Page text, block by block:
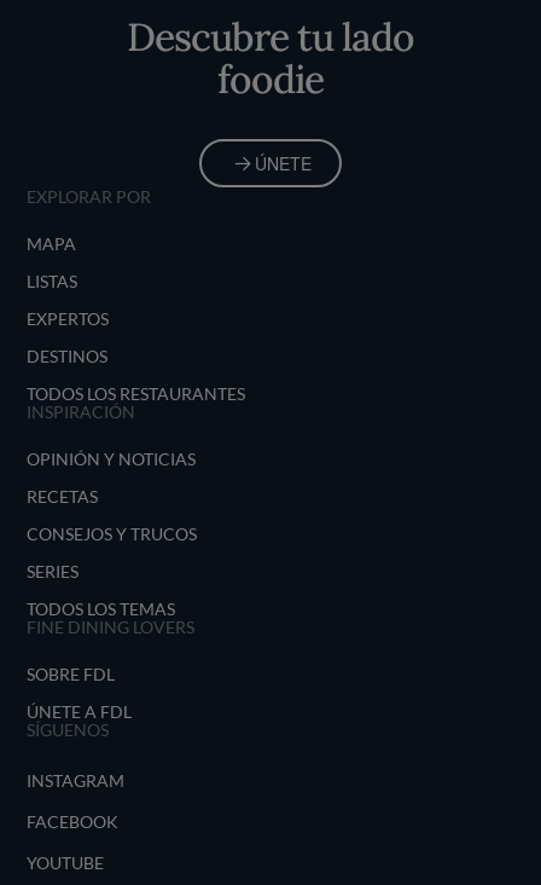
Descubre tu lado
foodie
ÚNETE
EXPLORAR POR
MAPA
LISTAS
EXPERTOS
DESTINOS
TODOS LOS RESTAURANTES
INSPIRACIÓN
OPINIÓN Y NOTICIAS
RECETAS
CONSEJOS Y TRUCOS
SERIES
TODOS LOS TEMAS
FINE DINING LOVERS
SOBRE FDL
ÚNETE A FDL
SÍGUENOS
INSTAGRAM
FACEBOOK
YOUTUBE